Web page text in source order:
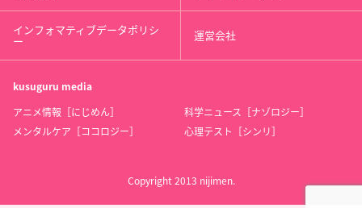
インフォマティブデータポリシ
ー 運営会社
kusuguru media
アニメ情報［にじめん］
科学ニュース［ナゾロジー］
メンタルケア［ココロジー］
心理テスト［シンリ］
Copyright 2013 nijimen.